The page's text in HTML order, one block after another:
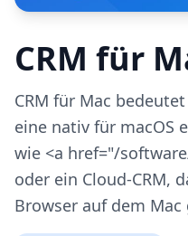
CRM für
CRM für Mac
eine nativ für macOS
wie <a href="/
oder ein Cloud-CRM,
Browser auf dem